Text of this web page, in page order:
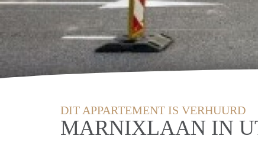
DIT APPARTEMENT IS VERHUURD
MARNIXLAAN IN